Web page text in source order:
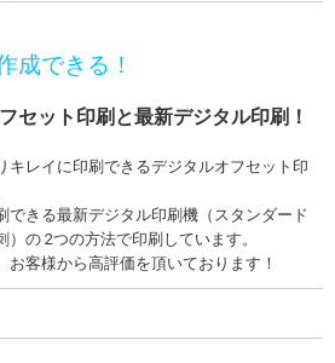
成できる！
セット印刷と最新デジタル印刷！
キレイに印刷できるデジタルオフセット印
できる最新デジタル印刷機（スタンダード
の 2つの方法で印刷しています。
お客様から高評価を頂いております！